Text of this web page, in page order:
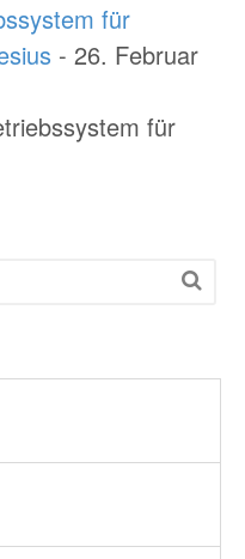
für
- 26. Februar
für